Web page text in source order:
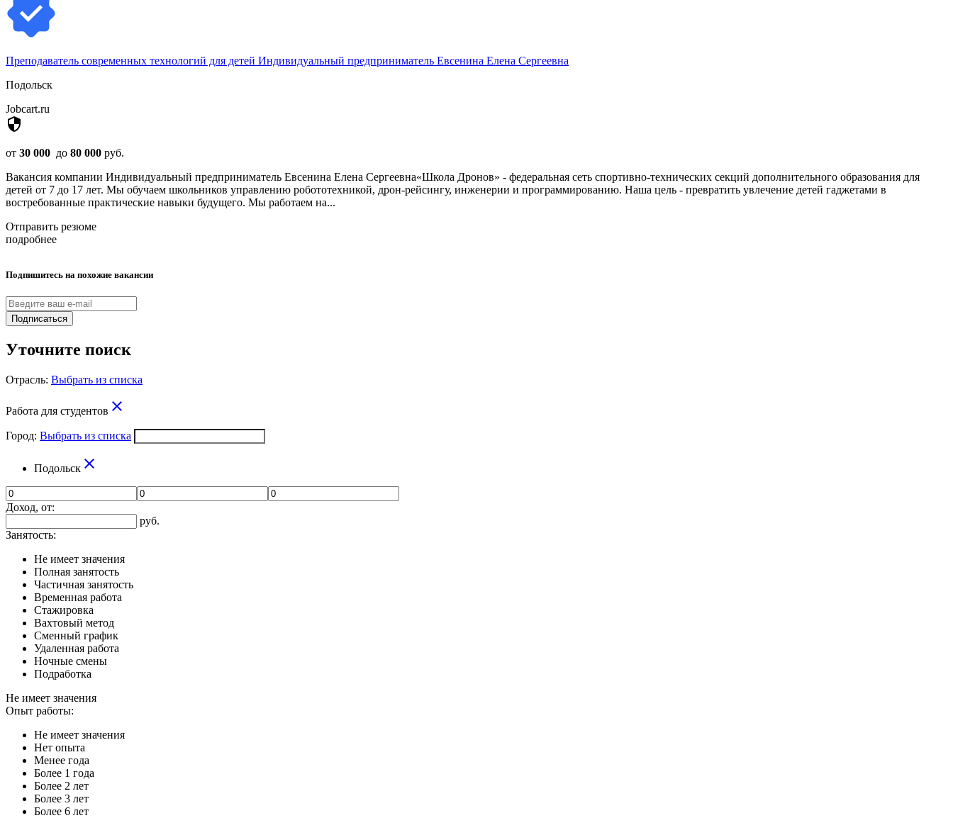
Преподаватель современных технологий для детей Индивидуальный предприниматель Евсенина Елена Сергеевна
Подольск
Jobcart.ru
security
от 30 000 до 80 000 руб.
Вакансия компании Индивидуальный предприниматель Евсенина Елена Сергеевна«Школа Дронов» - федеральная сеть спортивно-технических секций дополнительного образования для
детей от 7 до 17 лет. Мы обучаем школьников управлению робототехникой, дрон-рейсингу, инженерии и программированию. Наша цель - превратить увлечение детей гаджетами в
востребованные практические навыки будущего. Мы работаем на...
Отправить резюме
подробнее
Подпишитесь на похожие вакансии
Подписаться
Уточните поиск
Отрасль: Выбрать из списка
Работа для студентов close
Город: Выбрать из списка
Подольск close
Доход, от:
руб.
Занятость:
Не имеет значения
Полная занятость
Частичная занятость
Временная работа
Стажировка
Вахтовый метод
Сменный график
Удаленная работа
Ночные смены
Подработка
Не имеет значения
Опыт работы:
Не имеет значения
Нет опыта
Менее года
Более 1 года
Более 2 лет
Более 3 лет
Более 6 лет